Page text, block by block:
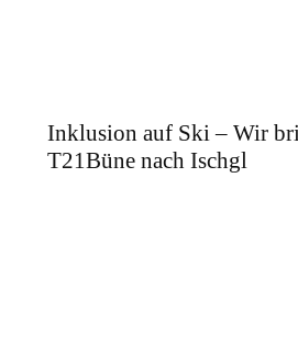
Inklusion auf Ski – Wir
T21Büne nach Ischgl